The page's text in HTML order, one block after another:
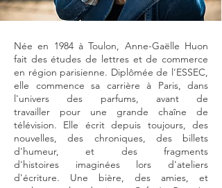
Née en 1984 à Toulon, Anne-Gaëlle Huon
fait des études de lettres et de commerce
en région parisienne. Diplômée de l'ESSEC,
elle commence sa carrière à Paris, dans
l'univers des parfums, avant de
travailler pour une grande chaîne de
télévision. Elle écrit depuis toujours, des
nouvelles, des chroniques, des billets
d'humeur, et des fragments
d'histoires imaginées lors d'ateliers
d'écriture. Une bière, des amies, et